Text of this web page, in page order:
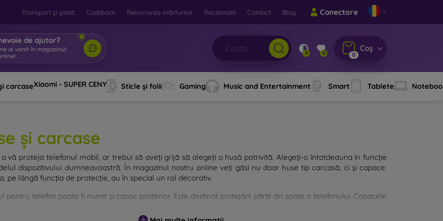
Transport și plată Cashback Returnarea mărfurilor Reclamatii Contact Blog Conectare
de ajutor?
ai venit în magazinul
0 0 0
Coș
carcaseXiaomi - SUPER CENY Sticle și folii Gaming Music and Entertainment Smart Tablete
și carcase
a vă proteja telefonul mobil, ar trebui să aveți grijă să alegeți o husă potrivită. Alegeți-o întotdeauna în funcție
dispozitivului dumneavoastră. În magazinul nostru online veți găsi nu doar huse tip carcasă, ci și capace.
pe lângă funcția de protecție, au în special un rol decorativ.
pentru telefon poate fi numit și capac posterior. Este destinat protejării părții din spate a telefonului. Capacele